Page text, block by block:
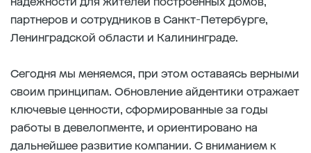
партнеров и сотрудников в Санкт-Петербурге,
Ленинградской области и Калининграде.
Сегодня мы меняемся, при этом оставаясь верными
своим принципам. Обновление айдентики отражает
ключевые ценности, сформированные за годы
работы в девелопменте, и ориентировано на
дальнейшее развитие компании. С вниманием к